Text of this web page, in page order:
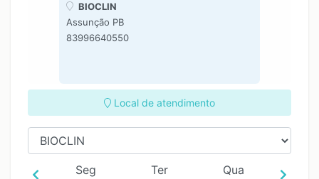
BIOCLIN
Assunção PB
83996640550
Local de atendimento
Seg Ter Qua